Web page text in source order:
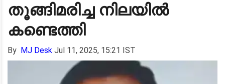
തൂങ്ങിമരിച്ച നിലയിൽ
കണ്ടെത്തി
By MJ Desk Jul 11, 2025, 15:21 IST